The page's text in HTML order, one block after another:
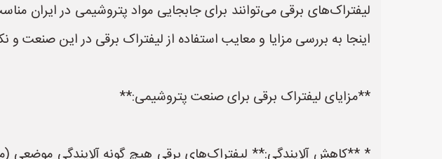
لیفتراک‌های برقی می‌توانند برای جابجایی مواد پتروشیمی در ایران
اینجا به بررسی مزایا و معایب استفاده از لیفتراک برقی در این صنعت و
**مزایای لیفتراک برقی برای صنعت پتروشیمی:**
* **کاهش آلایندگی:** لیفتراک‌های برقی هیچ گونه آلایندگی موضعی